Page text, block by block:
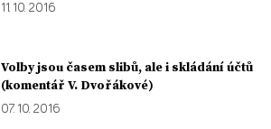
11. 10. 2016
Volby jsou časem slibů, ale i skládání účtů
(komentář V. Dvořákové)
07. 10. 2016